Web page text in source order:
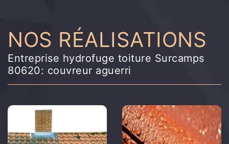
NOS RÉALISATIONS
Entreprise hydrofuge toiture Surcamps
80620: couvreur aguerri